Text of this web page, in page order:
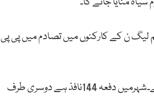
لیگ ن کے کارکنوں میں تصادم میں پی پی
پولیس نے مقدمہ درج کر کے مزید 11ن لیگی کارکنوں کو گرفتارکرلیا ہے۔شہرمیں دفعہ 144نافذ ہے دوسری طرف